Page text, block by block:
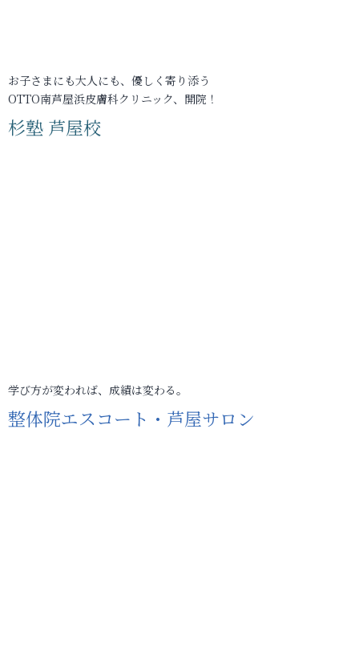
お子さまにも大人にも、優しく寄り添う
OTTO南芦屋浜皮膚科クリニック、開院！
杉塾 芦屋校
学び方が変われば、成績は変わる。
整体院エスコート・芦屋サロン